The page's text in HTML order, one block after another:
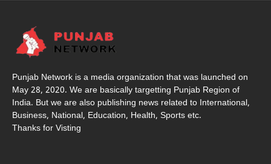
Punjab Network is a media organization that was launched on
May 28, 2020. We are basically targetting Punjab Region of
India. But we are also publishing news related to International,
Business, National, Education, Health, Sports etc.
Thanks for Visting